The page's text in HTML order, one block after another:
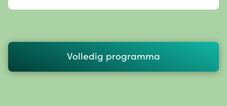
Volledig programma